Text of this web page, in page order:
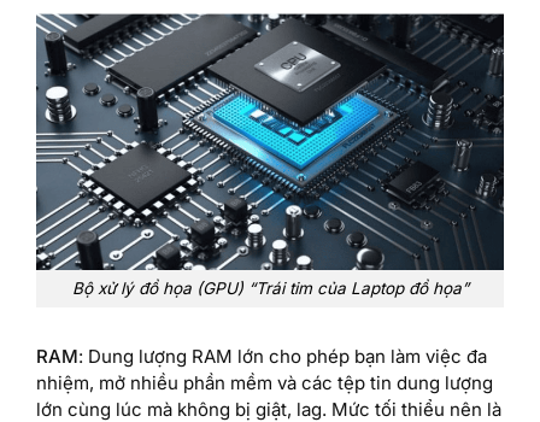
Bộ xử lý đồ họa (GPU) “Trái tim của Laptop đồ họa”
RAM: Dung lượng RAM lớn cho phép bạn làm việc đa
nhiệm, mở nhiều phần mềm và các tệp tin dung lượng
lớn cùng lúc mà không bị giật, lag. Mức tối thiểu nên là